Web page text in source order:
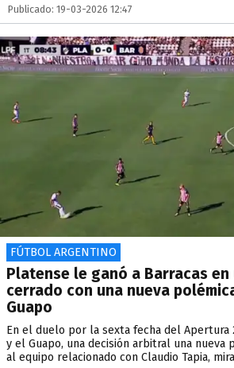
Publicado: 19-03-2026 12:47
FÚTBOL ARGENTINO
Platense le ganó a Barracas
cerrado con una nueva
Guapo
En el duelo por la sexta fecha del Apertura
y el Guapo, una decisión arbitral una nueva
al equipo relacionado con Claudio Tapia,